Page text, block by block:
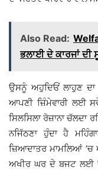
Also Read:
ਭਲਾਈ ਦੇ ਕਾਰਜਾਂ ਦੀ
ਉਸਨੂੰ ਅਹੁਦਿਓਂ ਲਾਹੁਣ
ਆਪਣੀ ਜ਼ਿੰਮੇਵਾਰੀ
ਸਿਲਸਿਲਾ ਰੋਜ਼ਾਨਾ ਚੱਲਦਾ
ਨਜਿੱਠਣਾ ਹੁੰਦਾ ਹੈ
ਜ਼ਿਆਦਾਤਰ ਮਾਮਲਿਆਂ ’ਚ
ਅਖੀਰ ਘਰ ਦੇ ਬਜਟ ਲਈ